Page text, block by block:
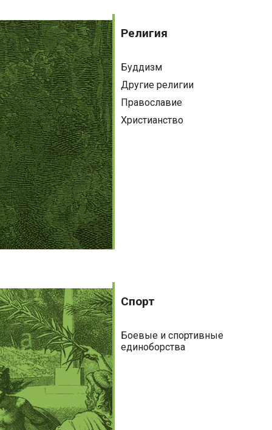
Религия
Религия
Буддизм
Другие религии
Православие
Христианство
Спорт
Спорт
Боевые и спортивные
единоборства